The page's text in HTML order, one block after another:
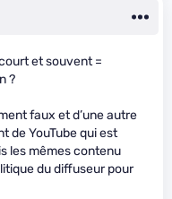
et souvent =
?
faux et d’une autre
de YouTube qui est
les mêmes contenu
du diffuseur pour